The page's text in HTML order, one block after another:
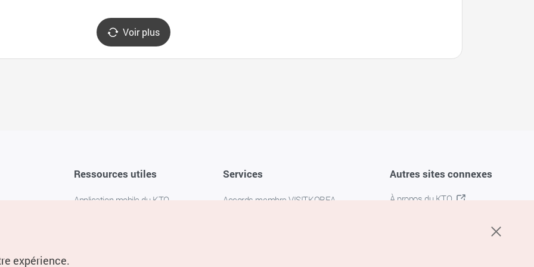
Voir plus
Ressources utiles
Application mobile du KTO
Services
Accords membre VISITKOREA
Autres sites connexes
À propos du KTO
expérience.